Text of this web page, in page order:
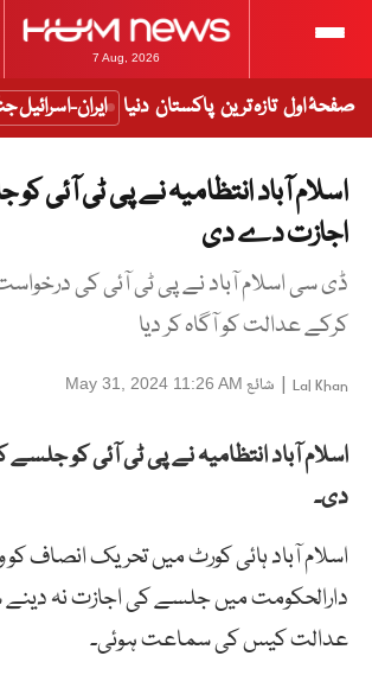
7 Aug, 2026
صفحۂ اول تازہ ترین پاکستان دنیا ایران-
اسلام آباد انتظامیہ نے پی ٹی آئی
اجازت دے دی
ڈی سی اسلام آباد نے پی ٹی آئی کی
کرکے عدالت کو آگاہ کر دیا
Lal Khan
| شائع May 31, 2024 11:26 AM
اسلام آباد انتظامیہ نے پی ٹی آئی کو
دی۔
اسلام آباد ہائی کورٹ میں تحریک انصاف کو
دارالحکومت میں جلسے کی اجازت نہ
عدالت کیس کی سماعت ہوئی۔